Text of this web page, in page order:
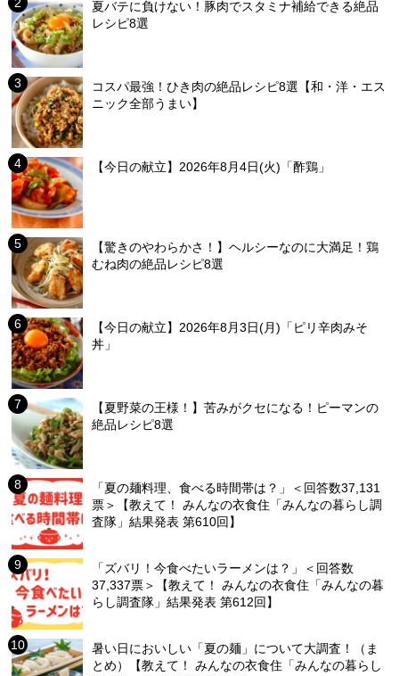
夏バテに負けない！豚肉でスタミナ補給できる絶品
レシピ8選
コスパ最強！ひき肉の絶品レシピ8選【和・洋・エス
ニック全部うまい】
【今日の献立】2026年8月4日(火)「酢鶏」
【驚きのやわらかさ！】ヘルシーなのに大満足！鶏
むね肉の絶品レシピ8選
【今日の献立】2026年8月3日(月)「ピリ辛肉みそ
丼」
【夏野菜の王様！】苦みがクセになる！ピーマンの
絶品レシピ8選
「夏の麺料理、食べる時間帯は？」＜回答数37,131
票＞【教えて！ みんなの衣食住「みんなの暮らし調
査隊」結果発表 第610回】
「ズバリ！今食べたいラーメンは？」＜回答数
37,337票＞【教えて！ みんなの衣食住「みんなの暮
らし調査隊」結果発表 第612回】
暑い日においしい「夏の麺」について大調査！（ま
とめ）【教えて！ みんなの衣食住「みんなの暮らし